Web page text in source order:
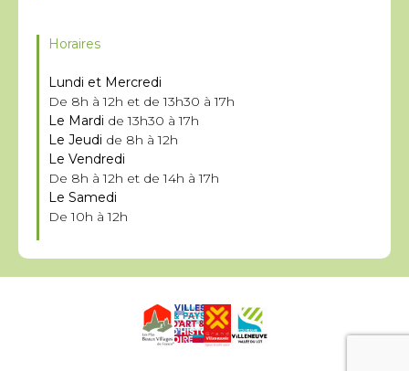
Horaires
Lundi et Mercredi
De 8h à 12h et de 13h30 à 17h
Le Mardi de 13h30 à 17h
Le Jeudi de 8h à 12h
Le Vendredi
De 8h à 12h et de 14h à 17h
Le Samedi
De 10h à 12h